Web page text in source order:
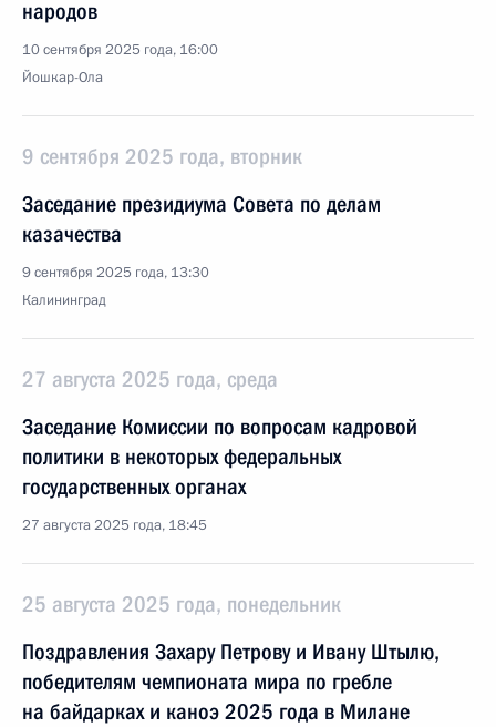
народов
10 сентября 2025 года, 16:00
Йошкар-Ола
9 сентября 2025 года, вторник
Заседание президиума Совета по делам
казачества
9 сентября 2025 года, 13:30
Калининград
27 августа 2025 года, среда
Заседание Комиссии по вопросам кадровой
политики в некоторых федеральных
государственных органах
27 августа 2025 года, 18:45
25 августа 2025 года, понедельник
Поздравления Захару Петрову и Ивану Штылю,
победителям чемпионата мира по гребле
на байдарках и каноэ 2025 года в Милане